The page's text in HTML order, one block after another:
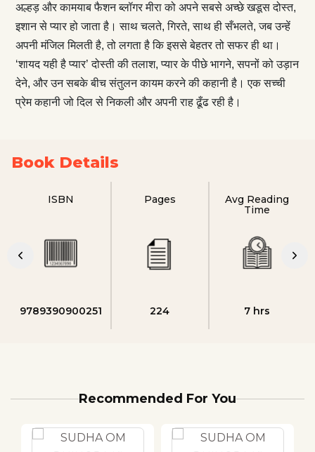
अल्हड़ और कामयाब फैशन ब्लॉगर मीरा को अपने सबसे अच्छे खडूस दोस्त,
इशान से प्यार हो जाता है। साथ चलते, गिरते, साथ ही सँभलते, जब उन्हें
अपनी मंजिल मिलती है, तो लगता है कि इससे बेहतर तो सफर ही था।
‘शायद यही है प्यार’ दोस्ती की तलाश, प्यार के पीछे भागने, सपनों को उड़ान
देने, और उन सबके बीच संतुलन कायम करने की कहानी है। एक सच्ची
प्रेम कहानी जो दिल से निकली और अपनी राह ढूँढ रही है।
Book Details
ISBN
9789390900251
Pages
224
Avg Reading
Time
7 hrs
Recommended For You